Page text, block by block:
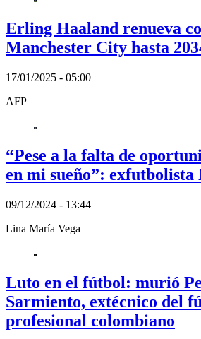
Erling Haaland renueva
Manchester City hasta
17/01/2025 - 05:00
AFP
“Pese a la falta de
en mi sueño”:
09/12/2024 - 13:44
Lina María Vega
Luto en el fútbol: murió
Sarmiento, extécnico del
profesional colombiano